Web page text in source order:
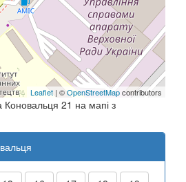
Leaflet | ©OpenStreetMapcontributors
Коновальця 21 на мапі з